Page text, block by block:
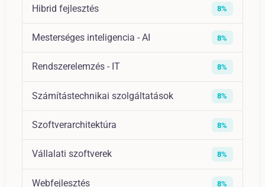
Hibrid fejlesztés 8%
Mesterséges inteligencia - AI 8%
Rendszerelemzés - IT 8%
Számítástechnikai szolgáltatások 8%
Szoftverarchitektúra 8%
Vállalati szoftverek 8%
Webfejlesztés 8%